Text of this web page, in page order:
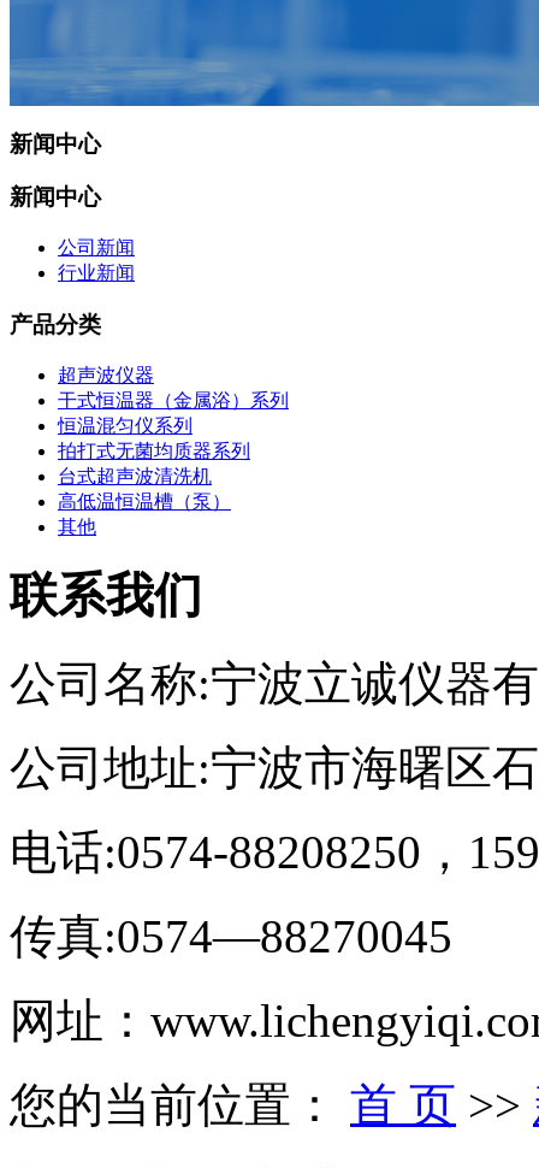
新闻中心
新闻中心
公司新闻
行业新闻
产品分类
超声波仪器
干式恒温器（金属浴）系列
恒温混匀仪系列
拍打式无菌均质器系列
台式超声波清洗机
高低温恒温槽（泵）
其他
联系我们
公司名称:宁波立诚仪器
公司地址:宁波市海曙区
电话:0574-88208250，
传真:0574—88270045
网址：
您的当前位置： 首 页 >>